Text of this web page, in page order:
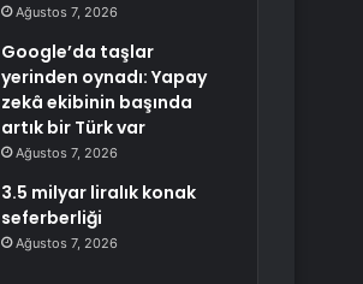
Ağustos 7, 2026
Google’da taşlar
yerinden oynadı: Yapay
zekâ ekibinin başında
artık bir Türk var
Ağustos 7, 2026
3.5 milyar liralık konak
seferberliği
Ağustos 7, 2026